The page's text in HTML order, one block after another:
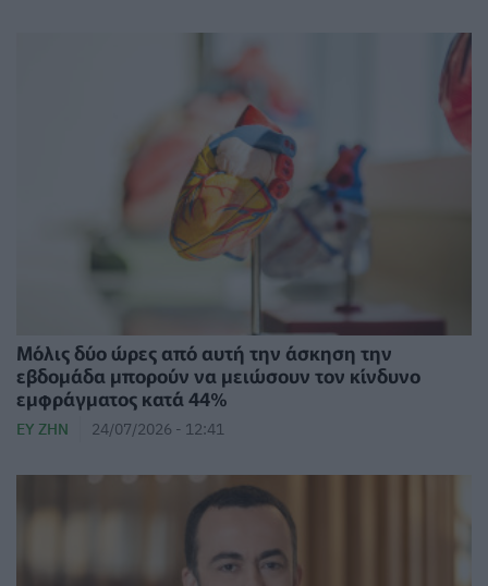
Μόλις δύο ώρες από αυτή την άσκηση την
εβδομάδα μπορούν να μειώσουν τον κίνδυνο
εμφράγματος κατά 44%
ΕΥ ΖΗΝ 24/07/2026 - 12:41